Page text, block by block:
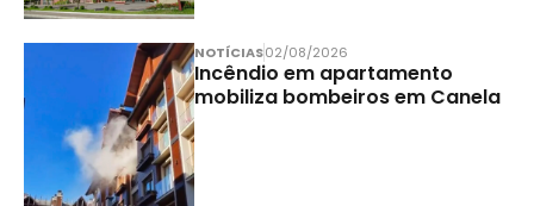
NOTÍCIAS02/08/2026
Incêndio em apartamento
mobiliza bombeiros em Canela